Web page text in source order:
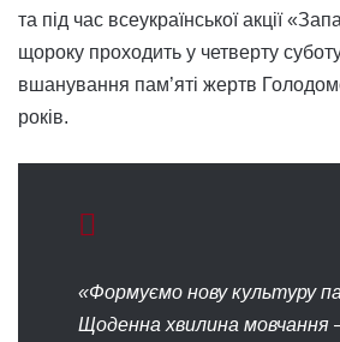
та під час всеукраїнської акції
щороку проходить у четверту
вшанування пам’яті жертв
років.
«Формуємо нову культуру
Щоденна хвилина мовчання